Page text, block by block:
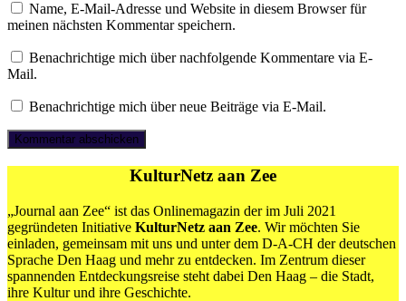
Name, E-Mail-Adresse und Website in diesem Browser für
meinen nächsten Kommentar speichern.
Benachrichtige mich über nachfolgende Kommentare via E-
Mail.
Benachrichtige mich über neue Beiträge via E-Mail.
KulturNetz aan Zee
„Journal aan Zee“ ist das Onlinemagazin der im Juli 2021
gegründeten Initiative KulturNetz aan Zee. Wir möchten Sie
einladen, gemeinsam mit uns und unter dem D-A-CH der deutschen
Sprache Den Haag und mehr zu entdecken. Im Zentrum dieser
spannenden Entdeckungsreise steht dabei Den Haag – die Stadt,
ihre Kultur und ihre Geschichte.